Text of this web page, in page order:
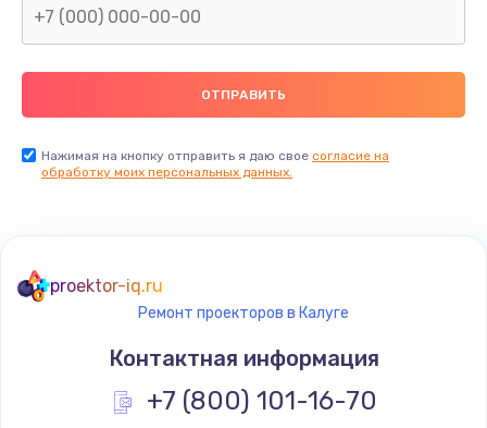
Ремонт пищалок(твитеров)
900 руб.
Заказать
1795 руб.
Заказать
Нажимая на кнопку отправить я даю свое согласие на
обработку моих персональных данных.
proektor-iq.ru
Ремонт проекторов в Калуге
Контактная информация
+7 (800) 101-16-70